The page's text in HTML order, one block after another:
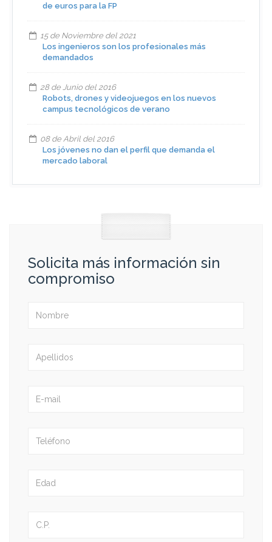
de euros para la FP
15 de Noviembre del 2021
Los ingenieros son los profesionales más
demandados
28 de Junio del 2016
Robots, drones y videojuegos en los nuevos
campus tecnológicos de verano
08 de Abril del 2016
Los jóvenes no dan el perfil que demanda el
mercado laboral
Solicita más información sin
compromiso